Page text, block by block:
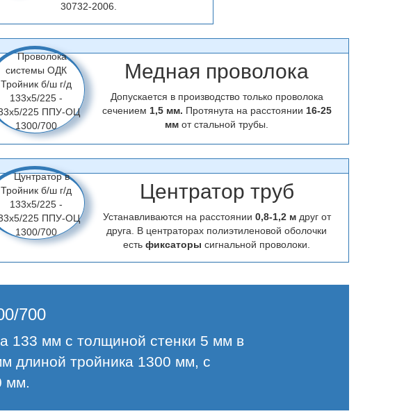
30732-2006.
Медная проволока
Допускается в производство только проволока
сечением 1,5 мм. Протянута на расстоянии 16-25
ммот стальной трубы.
Центратор труб
Устанавливаются на расстоянии 0,8-1,2 м друг от
друга. В центраторах полиэтиленовой оболочки
естьфиксаторысигнальной проволоки.
700
133 мм с толщиной стенки 5 мм в
длиной тройника 1300 мм, с
мм.